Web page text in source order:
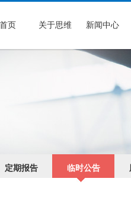
首页 关于思维 新闻中心
定期报告 临时公告